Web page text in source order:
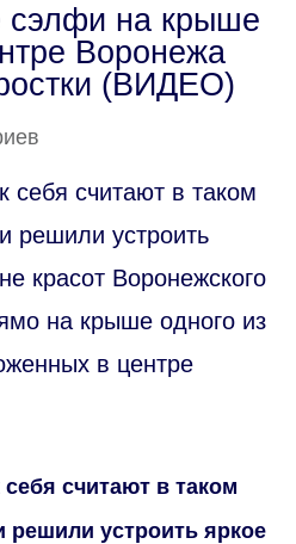
сэлфи на крыше
Воронежа
(ВИДЕО)
себя считают в таком
решили устроить
красот Воронежского
на крыше одного из
в центре
считают в таком
решили устроить яркое